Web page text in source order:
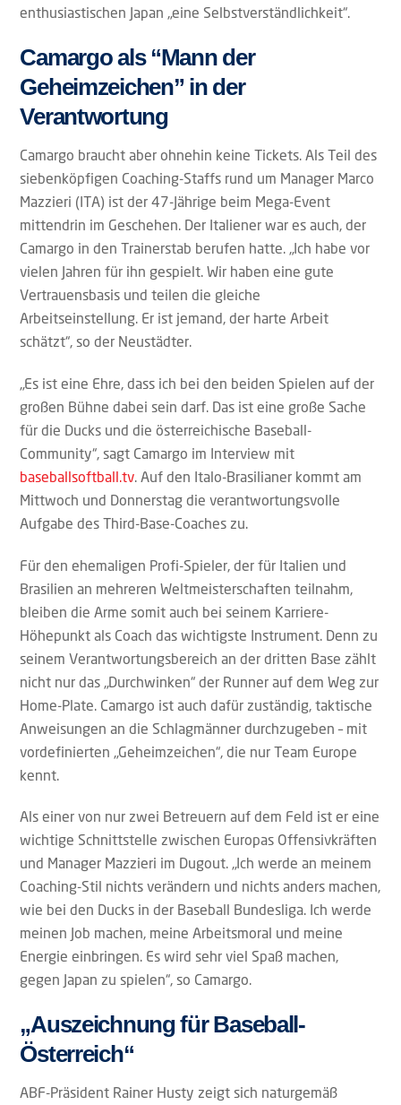
enthusiastischen Japan „eine Selbstverständlichkeit“.
Camargo als “Mann der
Geheimzeichen” in der
Verantwortung
Camargo braucht aber ohnehin keine Tickets. Als Teil des
siebenköpfigen Coaching-Staffs rund um Manager Marco
Mazzieri (ITA) ist der 47-Jährige beim Mega-Event
mittendrin im Geschehen. Der Italiener war es auch, der
Camargo in den Trainerstab berufen hatte. „Ich habe vor
vielen Jahren für ihn gespielt. Wir haben eine gute
Vertrauensbasis und teilen die gleiche
Arbeitseinstellung. Er ist jemand, der harte Arbeit
schätzt“, so der Neustädter.
„Es ist eine Ehre, dass ich bei den beiden Spielen auf der
großen Bühne dabei sein darf. Das ist eine große Sache
für die Ducks und die österreichische Baseball-
Community“, sagt Camargo im Interview mit
baseballsoftball.tv. Auf den Italo-Brasilianer kommt am
Mittwoch und Donnerstag die verantwortungsvolle
Aufgabe des Third-Base-Coaches zu.
Für den ehemaligen Profi-Spieler, der für Italien und
Brasilien an mehreren Weltmeisterschaften teilnahm,
bleiben die Arme somit auch bei seinem Karriere-
Höhepunkt als Coach das wichtigste Instrument. Denn zu
seinem Verantwortungsbereich an der dritten Base zählt
nicht nur das „Durchwinken“ der Runner auf dem Weg zur
Home-Plate. Camargo ist auch dafür zuständig, taktische
Anweisungen an die Schlagmänner durchzugeben – mit
vordefinierten „Geheimzeichen“, die nur Team Europe
kennt.
Als einer von nur zwei Betreuern auf dem Feld ist er eine
wichtige Schnittstelle zwischen Europas Offensivkräften
und Manager Mazzieri im Dugout. „Ich werde an meinem
Coaching-Stil nichts verändern und nichts anders machen,
wie bei den Ducks in der Baseball Bundesliga. Ich werde
meinen Job machen, meine Arbeitsmoral und meine
Energie einbringen. Es wird sehr viel Spaß machen,
gegen Japan zu spielen“, so Camargo.
„Auszeichnung für Baseball-
Österreich“
ABF-Präsident Rainer Husty zeigt sich naturgemäß